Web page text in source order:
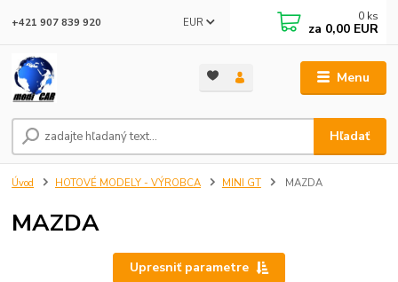
Menu
EUR
Hľadať
+421 907 839 920 0 ks
za 0,00 EUR
Úvod HOTOVÉ MODELY - VÝROBCA MINI GT MAZDA
MAZDA
Upresniť parametre